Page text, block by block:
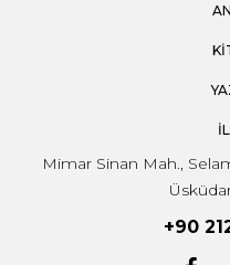
Mimar Sinan Mah.,
+90